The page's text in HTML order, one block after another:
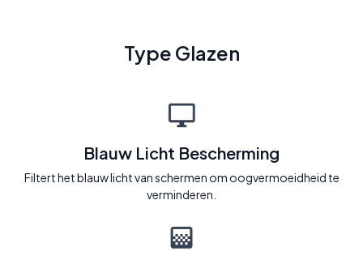
Type Glazen
Blauw Licht Bescherming
Filtert het blauw licht van schermen om oogvermoeidheid te
verminderen.